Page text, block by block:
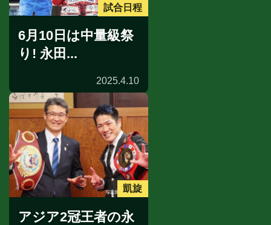
試合日程
6月10日は中量級祭
り! 永田...
2025.4.10
凱旋
アジア2冠王者の永